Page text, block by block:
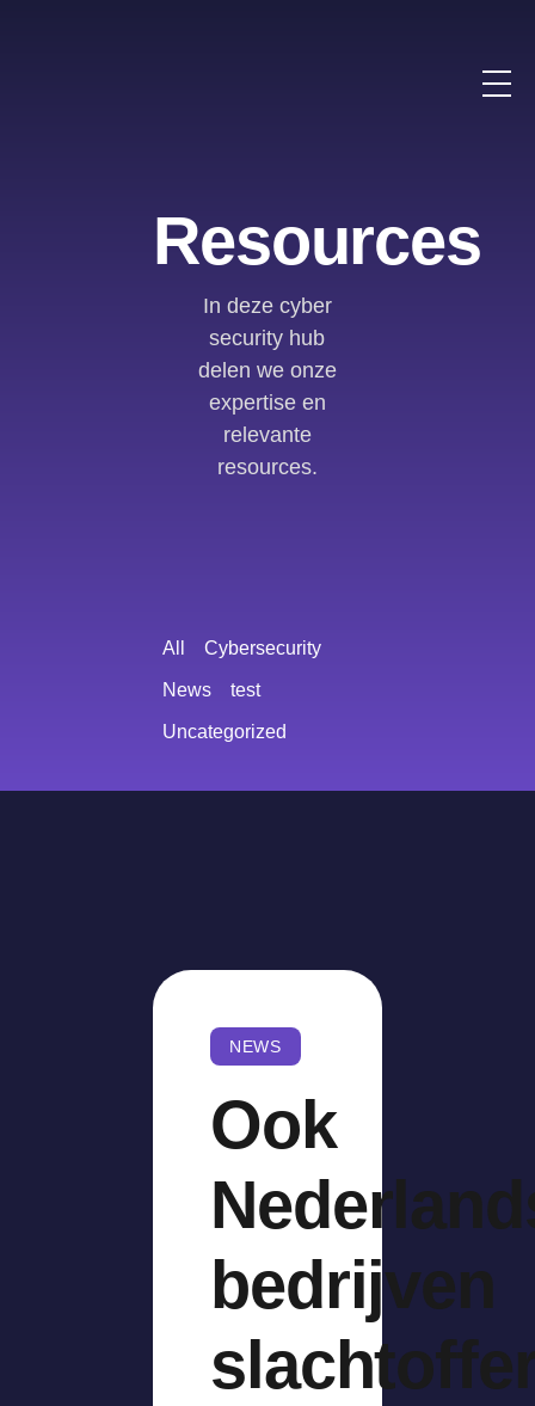
Resources
In deze cyber
security hub
delen we onze
expertise en
relevante
resources.
Cybersecurity
News test
Uncategorized
All
NEWS
Ook
bedrijven